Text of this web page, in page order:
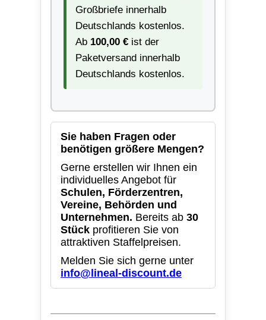
Großbriefe innerhalb
Deutschlands kostenlos.
Ab 100,00 € ist der
Paketversand innerhalb
Deutschlands kostenlos.
Sie haben Fragen oder
benötigen größere Mengen?
Gerne erstellen wir Ihnen ein
individuelles Angebot für
Schulen, Förderzentren,
Vereine, Behörden und
Unternehmen. Bereits ab 30
Stück profitieren Sie von
attraktiven Staffelpreisen.
Melden Sie sich gerne unter
info@lineal-discount.de